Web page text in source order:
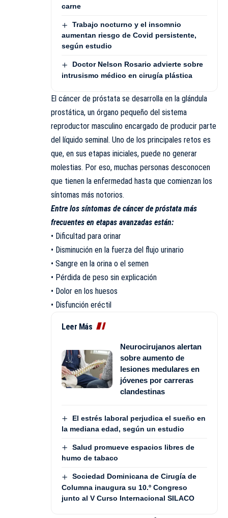
carne
Trabajo nocturno y el insomnio
aumentan riesgo de Covid persistente,
según estudio
Doctor Nelson Rosario advierte sobre
intrusismo médico en cirugía plástica
El cáncer de próstata se desarrolla en la glándula
prostática, un órgano pequeño del sistema
reproductor masculino encargado de producir parte
del líquido seminal. Uno de los principales retos es
que, en sus etapas iniciales, puede no generar
molestias. Por eso, muchas personas desconocen
que tienen la enfermedad hasta que comienzan los
síntomas más notorios.
Entre los síntomas de cáncer de próstata más
frecuentes en etapas avanzadas están:
• Dificultad para orinar
• Disminución en la fuerza del flujo urinario
• Sangre en la orina o el semen
• Pérdida de peso sin explicación
• Dolor en los huesos
• Disfunción eréctil
Leer Más
Neurocirujanos alertan
sobre aumento de
lesiones medulares en
jóvenes por carreras
clandestinas
El estrés laboral perjudica el sueño en
la mediana edad, según un estudio
Salud promueve espacios libres de
humo de tabaco
Sociedad Dominicana de Cirugía de
Columna inaugura su 10.º Congreso
junto al V Curso Internacional SILACO